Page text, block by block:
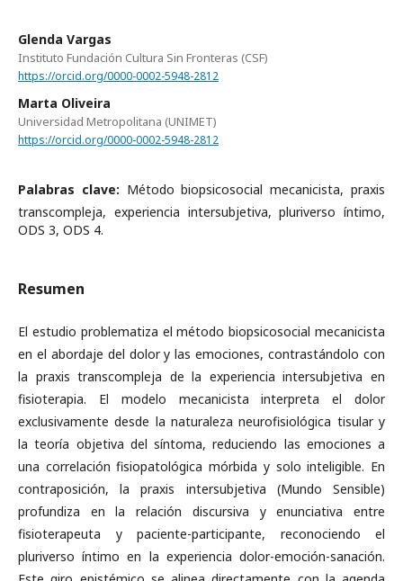
Glenda Vargas
Instituto Fundación Cultura Sin Fronteras (CSF)
https://orcid.org/0000-0002-5948-2812
Marta Oliveira
Universidad Metropolitana (UNIMET)
https://orcid.org/0000-0002-5948-2812
Palabras clave: Método biopsicosocial mecanicista, praxis
transcompleja, experiencia intersubjetiva, pluriverso íntimo,
ODS 3, ODS 4.
Resumen
El estudio problematiza el método biopsicosocial mecanicista
en el abordaje del dolor y las emociones, contrastándolo con
la praxis transcompleja de la experiencia intersubjetiva en
fisioterapia. El modelo mecanicista interpreta el dolor
exclusivamente desde la naturaleza neurofisiológica tisular y
la teoría objetiva del síntoma, reduciendo las emociones a
una correlación fisiopatológica mórbida y solo inteligible. En
contraposición, la praxis intersubjetiva (Mundo Sensible)
profundiza en la relación discursiva y enunciativa entre
fisioterapeuta y paciente-participante, reconociendo el
pluriverso íntimo en la experiencia dolor-emoción-sanación.